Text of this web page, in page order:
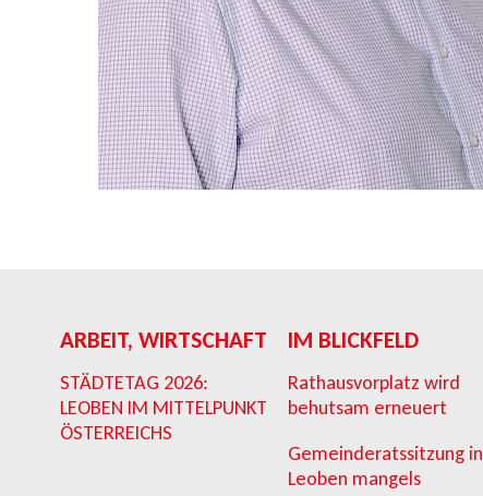
ARBEIT, WIRTSCHAFT
STÄDTETAG 2026:
LEOBEN IM MITTELPUNKT
ÖSTERREICHS
IM BLICKFELD
Rathausvorplatz wird
behutsam erneuert
Gemeinderatssitzung in
Leoben mangels